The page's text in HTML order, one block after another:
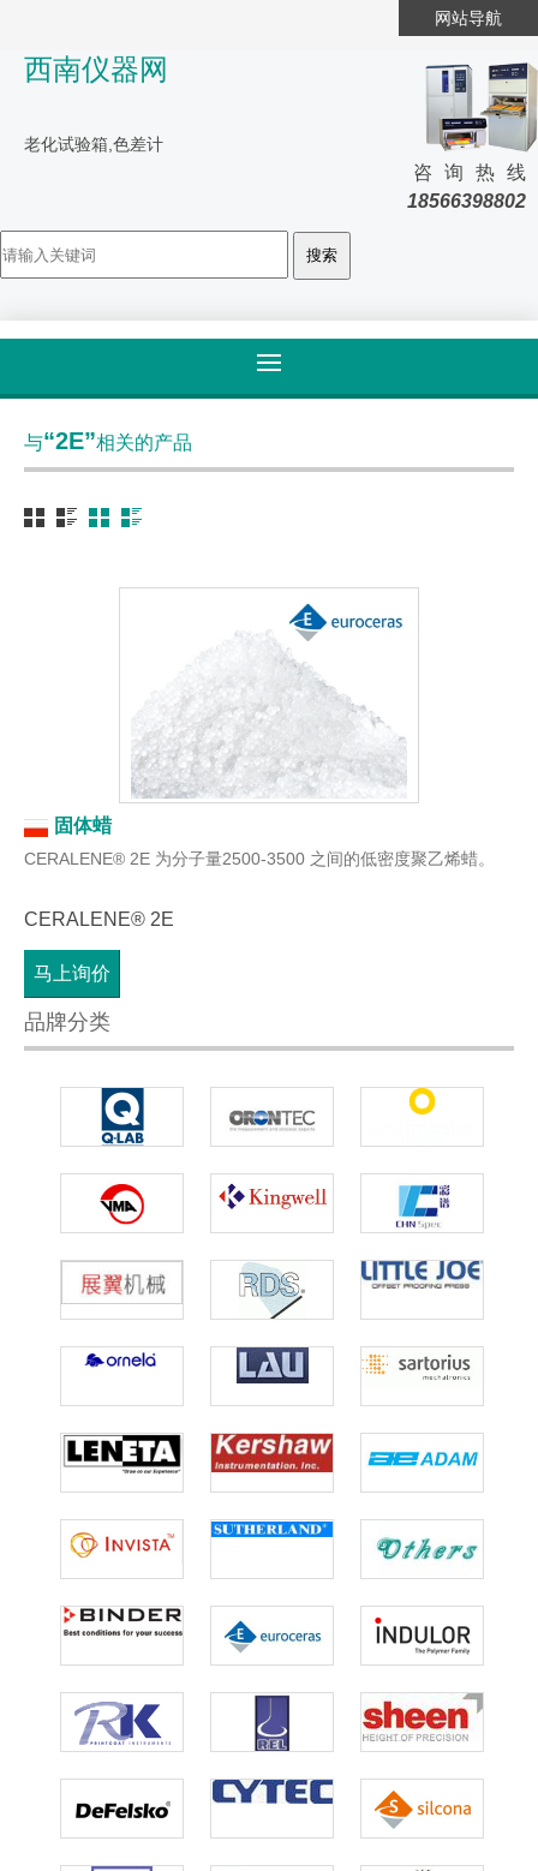
网站导航
西南仪器网
老化试验箱,色差计
咨询热线
18566398802
与“2E”相关的产品
固体蜡
CERALENE® 2E 为分子量2500-3500 之间的低密度聚乙烯蜡。
CERALENE® 2E
马上询价
品牌分类